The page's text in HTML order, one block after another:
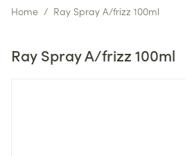
Home / Ray Spray A/frizz 100ml
Ray Spray A/frizz 100ml